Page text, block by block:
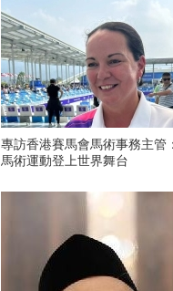
專訪香港賽馬會馬術事務主管
馬術運動登上世界舞台